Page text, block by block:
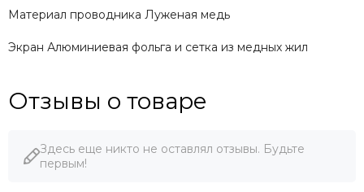
Материал проводника Луженая медь
Экран Алюминиевая фольга и сетка из медных жил
Отзывы о товаре
Здесь еще никто не оставлял отзывы. Будьте
первым!